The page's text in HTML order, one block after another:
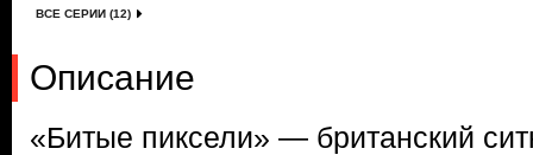
ВСЕ СЕРИИ (12)
Описание
«Битые пиксели» — британский